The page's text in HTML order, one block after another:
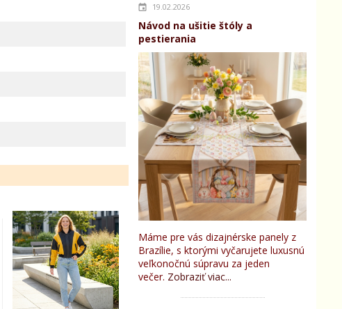
19.02.2026
Návod na ušitie štóly a
pestierania
Máme pre vás dizajnérske panely z
Brazílie, s ktorými vyčarujete luxusnú
veľkonočnú súpravu za jeden
večer. Zobraziť viac...